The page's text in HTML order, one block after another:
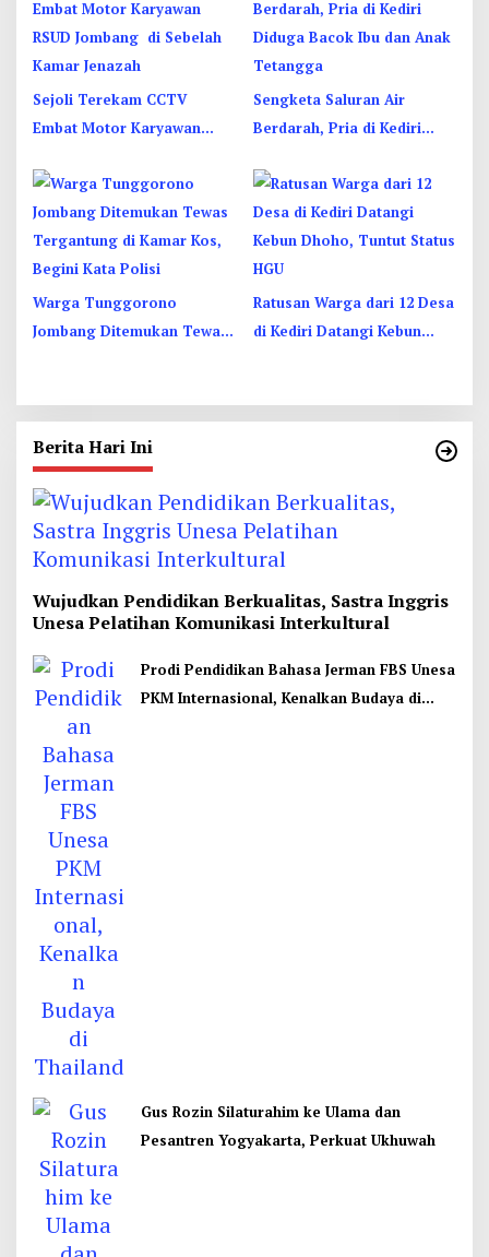
Sejoli Terekam CCTV
Embat Motor Karyawan
Kamar Jenazah
Sengketa Saluran Air
Berdarah, Pria di Kediri
Tetangga
Warga Tunggorono
Jombang Ditemukan Tewas
Ratusan Warga dari 12 Desa
di Kediri Datangi Kebun
Berita Hari Ini
Wujudkan Pendidikan Berkualitas, Sastra Inggris
Unesa Pelatihan Komunikasi Interkultural
Prodi Pendidikan Bahasa Jerman FBS Unesa
PKM Internasional, Kenalkan Budaya di
Gus Rozin Silaturahim ke Ulama dan
Pesantren Yogyakarta, Perkuat Ukhuwah